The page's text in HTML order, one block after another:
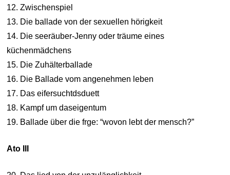
12. Zwischenspiel
13. Die ballade von der sexuellen hörigkeit
14. Die seeräuber-Jenny oder träume eines
küchenmädchens
15. Die Zuhälterballade
16. Die Ballade vom angenehmen leben
17. Das eifersuchtdsduett
18. Kampf um daseigentum
19. Ballade über die frge: “wovon lebt der mensch?”
Ato III